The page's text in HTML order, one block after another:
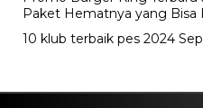
Jumat, 7 Agu 2026 - 15:20 WIB
Viral
yang Sebenarnya Terjadi?